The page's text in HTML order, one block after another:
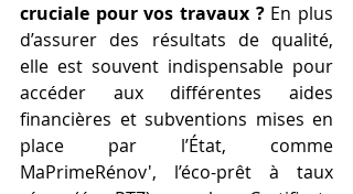
cruciale pour vos travaux ? En plus
d’assurer des résultats de qualité,
elle est souvent indispensable pour
accéder aux différentes aides
financières et subventions mises en
place par l’État, comme
MaPrimeRénov', l’éco-prêt à taux